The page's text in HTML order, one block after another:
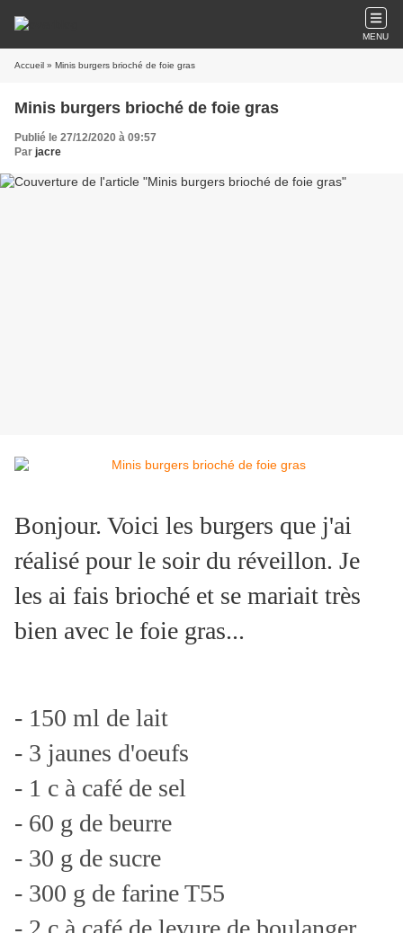
MENU
Accueil » Minis burgers brioché de foie gras
Minis burgers brioché de foie gras
Publié le 27/12/2020 à 09:57
Par jacre
Bonjour. Voici les burgers que j'ai
réalisé pour le soir du réveillon. Je
les ai fais brioché et se mariait très
bien avec le foie gras...
- 150 ml de lait
- 3 jaunes d'oeufs
- 1 c à café de sel
- 60 g de beurre
- 30 g de sucre
- 300 g de farine T55